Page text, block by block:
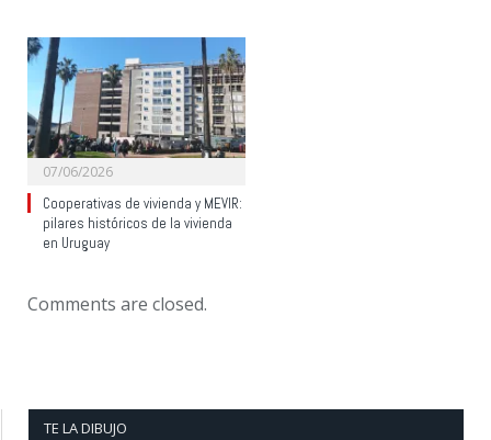
07/06/2026
Cooperativas de vivienda y MEVIR:
pilares históricos de la vivienda
en Uruguay
Comments are closed.
TE LA DIBUJO